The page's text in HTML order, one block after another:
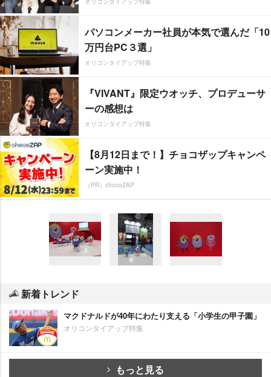
パソコンメーカー社員が本気で選んだ「10
万円台PC３選」
オリコンタイアップ特集
『VIVANT』限定ウオッチ、プロデューサ
ーの感想は
オリコンタイアップ特集
【8月12日まで！】チョコザップキャンペ
ーン実施中！
（PR）chocoZAP
新着トレンド
マクドナルドが40年にわたり支える「小学生の甲子園」
オリコンタイアップ特集
もっと見る